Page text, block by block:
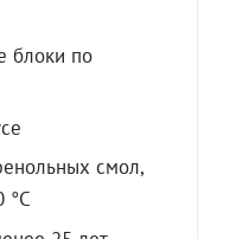
блоки по
смол,
°C